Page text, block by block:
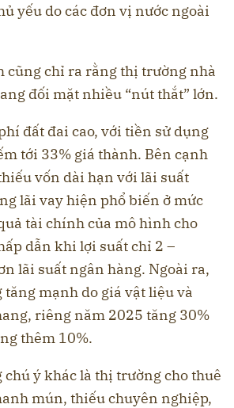
yếu do các đơn vị nước ngoài
cũng chỉ ra rằng thị trường nhà
đối mặt nhiều “nút thắt” lớn.
đất đai cao, với tiền sử dụng
tới 33% giá thành. Bên cạnh
vốn dài hạn với lãi suất
lãi vay hiện phổ biến ở mức
tài chính của mô hình cho
dẫn khi lợi suất chỉ 2 –
lãi suất ngân hàng. Ngoài ra,
mạnh do giá vật liệu và
riêng năm 2025 tăng 30%
thêm 10%.
chú ý khác là thị trường cho thuê
mún, thiếu chuyên nghiệp,